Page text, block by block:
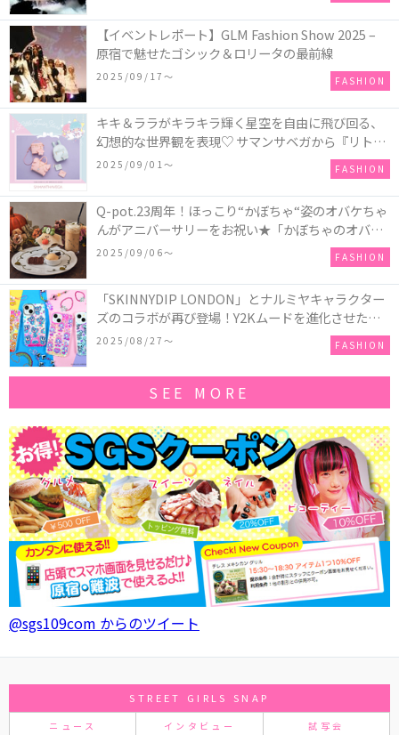
【イベントレポート】GLM Fashion Show 2025 –
原宿で魅せたゴシック＆ロリータの最前線
2025/09/17〜 FASHION
キキ＆ララがキラキラ輝く星空を自由に飛び回る、
幻想的な世界観を表現♡ サマンサベガから『リトル
ツインスターズ』50周年アニバーサリーイヤー』を
2025/09/01〜 FASHION
Q-pot.23周年！ほっこり“かぼちゃ“姿のオバケちゃ
んがアニバーサリーをお祝い★「かぼちゃのオバケ
ーキアクセサリー」が新発売！Q-pot CAFE.では
「かぼちゃのオバケーキプレート」も登場
2025/09/06〜 FASHION
「SKINNYDIP LONDON」とナルミヤキャラクター
ズのコラボが再び登場！Y2Kムードを進化させた新
作コレクションを発売♪
2025/08/27〜 FASHION
SEE MORE
@sgs109com からのツイート
STREET GIRLS SNAP
ニュース インタビュー 試写会